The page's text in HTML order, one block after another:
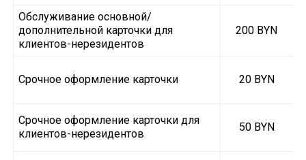
Обслуживание основной/
дополнительной карточки для
клиентов-нерезидентов
200 BYN
Срочное оформление карточки 20 BYN
Срочное оформление карточки для
клиентов-нерезидентов
50 BYN